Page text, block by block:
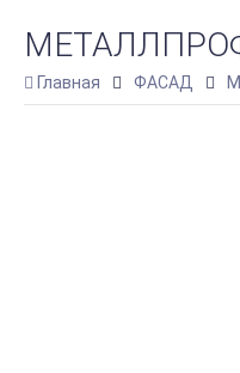
Главная ФАСАД